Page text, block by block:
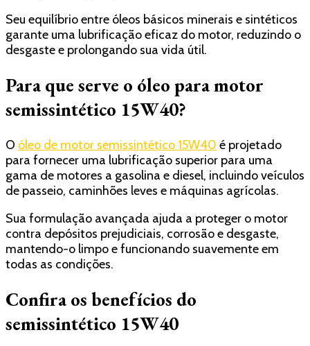
Seu equilíbrio entre óleos básicos minerais e sintéticos
garante uma lubrificação eficaz do motor, reduzindo o
desgaste e prolongando sua vida útil.
Para que serve o óleo para motor
semissintético 15W40?
O óleo de motor semissintético 15W40 é projetado
para fornecer uma lubrificação superior para uma
gama de motores a gasolina e diesel, incluindo veículos
de passeio, caminhões leves e máquinas agrícolas.
Sua formulação avançada ajuda a proteger o motor
contra depósitos prejudiciais, corrosão e desgaste,
mantendo-o limpo e funcionando suavemente em
todas as condições.
Confira os benefícios do
semissintético 15W40